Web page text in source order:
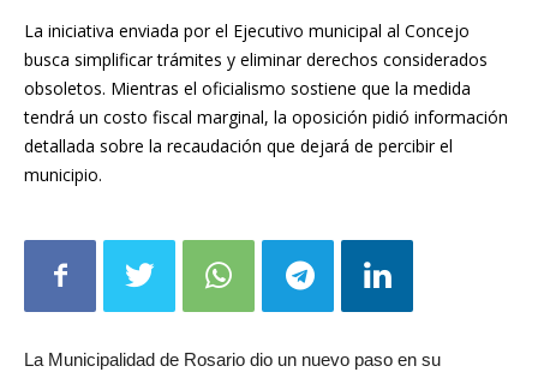
La iniciativa enviada por el Ejecutivo municipal al Concejo
busca simplificar trámites y eliminar derechos considerados
obsoletos. Mientras el oficialismo sostiene que la medida
tendrá un costo fiscal marginal, la oposición pidió información
detallada sobre la recaudación que dejará de percibir el
municipio.
La Municipalidad de Rosario dio un nuevo paso en su